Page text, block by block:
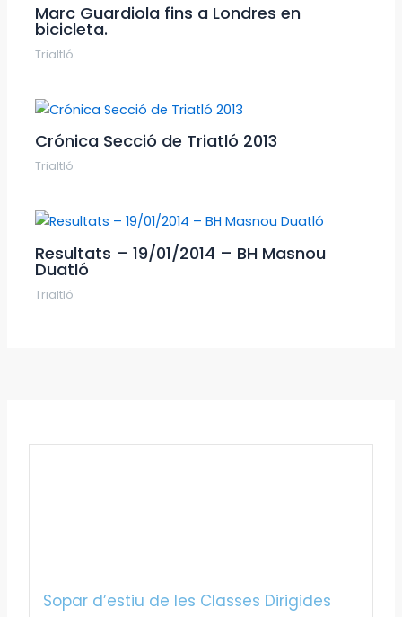
Marc Guardiola fins a Londres en
bicicleta.
Trialtló
Crónica Secció de Triatló 2013
Trialtló
Resultats – 19/01/2014 – BH Masnou
Duatló
Trialtló
Sopar d’estiu de les Classes Dirigides